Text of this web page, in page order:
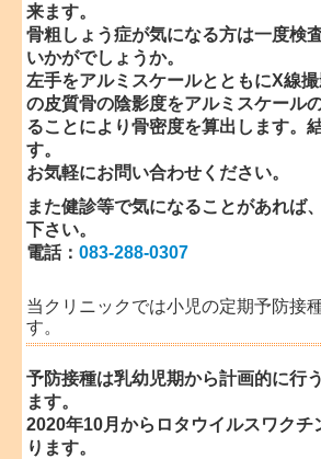
来ます。
骨粗しょう症が気になる方は一度検
いかがでしょうか。
左手をアルミスケールとともにX線
の皮質骨の陰影度をアルミスケール
ることにより骨密度を算出します。
す。
お気軽にお問い合わせください。
また健診等で気になることがあれば
下さい。
電話：083-288-0307
当クリニックでは小児の定期予防接
す。
予防接種は乳幼児期から計画的に行
ます。
2020年10月からロタウイルスワクチ
ります。